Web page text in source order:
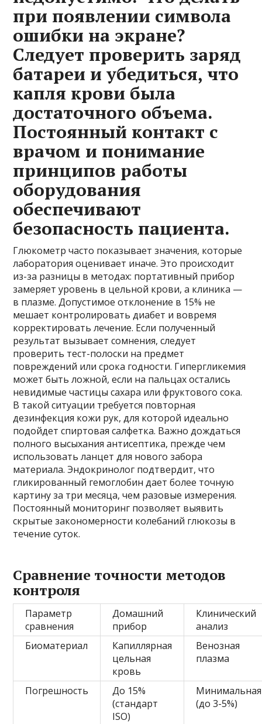
при появлении символа
ошибки на экране?
Следует проверить заряд
батареи и убедиться, что
капля крови была
достаточного объема.
Постоянный контакт с
врачом и понимание
принципов работы
оборудования
обеспечивают
безопасность пациента.
Глюкометр часто показывает значения, которые
лаборатория оценивает иначе. Это происходит
из-за разницы в методах: портативный прибор
замеряет уровень в цельной крови, а клиника —
в плазме. Допустимое отклонение в 15% не
мешает контролировать диабет и вовремя
корректировать лечение. Если полученный
результат вызывает сомнения, следует
проверить тест-полоски на предмет
повреждений или срока годности. Гипергликемия
может быть ложной, если на пальцах остались
невидимые частицы сахара или фруктового сока.
В такой ситуации требуется повторная
дезинфекция кожи рук, для которой идеально
подойдет спиртовая салфетка. Важно дождаться
полного высыхания антисептика, прежде чем
использовать ланцет для нового забора
материала. Эндокринолог подтвердит, что
гликированный гемоглобин дает более точную
картину за три месяца, чем разовые измерения.
Постоянный мониторинг позволяет выявить
скрытые закономерности колебаний глюкозы в
течение суток.
Сравнение точности методов
контроля
Параметр
сравнения
Домашний
прибор
Клинический
анализ
Биоматериал
Капиллярная
цельная
кровь
Венозная
плазма
Погрешность
До 15%
(стандарт
ISO)
Минимальная
(до 3-5%)